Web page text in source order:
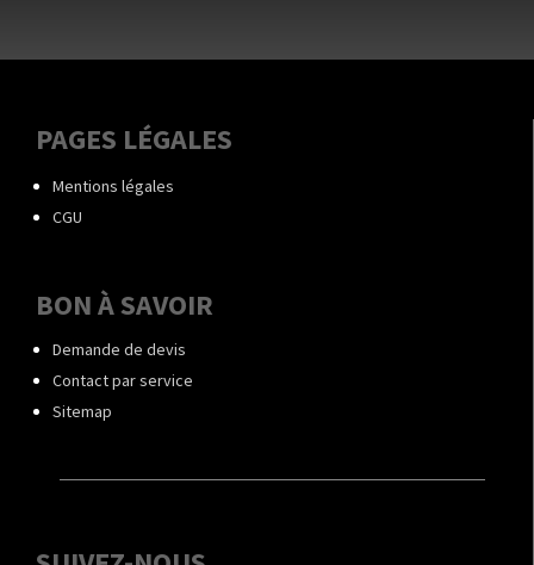
PAGES LÉGALES
Mentions légales
CGU
BON À SAVOIR
Demande de devis
Contact par service
Sitemap